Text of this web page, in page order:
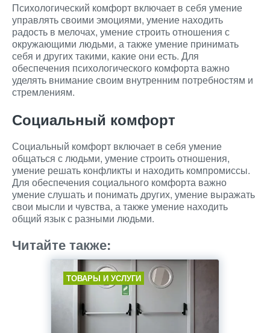
Психологический комфорт включает в себя умение
управлять своими эмоциями, умение находить
радость в мелочах, умение строить отношения с
окружающими людьми, а также умение принимать
себя и других такими, какие они есть. Для
обеспечения психологического комфорта важно
уделять внимание своим внутренним потребностям и
стремлениям.
Социальный комфорт
Социальный комфорт включает в себя умение
общаться с людьми, умение строить отношения,
умение решать конфликты и находить компромиссы.
Для обеспечения социального комфорта важно
умение слушать и понимать других, умение выражать
свои мысли и чувства, а также умение находить
общий язык с разными людьми.
Читайте также:
ТОВАРЫ И УСЛУГИ